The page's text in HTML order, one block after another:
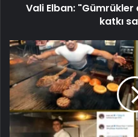
Vali Elban:
katkı